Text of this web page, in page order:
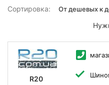
Сортировка:
R20